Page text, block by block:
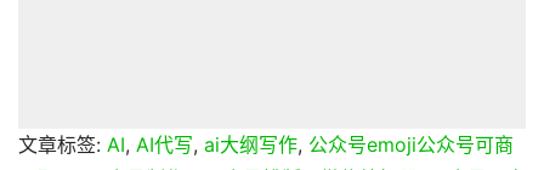
文章标签: AI, AI代写, ai大纲写作, 公众号emoji公众号可商